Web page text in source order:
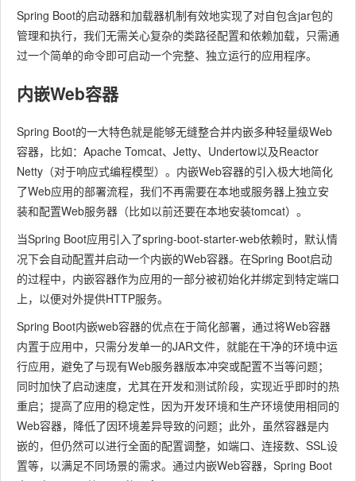
Spring Boot的启动器和加载器机制有效地实现了对自包含jar包的
管理和执行，我们无需关心复杂的类路径配置和依赖加载，只需通
过一个简单的命令即可启动一个完整、独立运行的应用程序。
内嵌Web容器
Spring Boot的一大特色就是能够无缝整合并内嵌多种轻量级Web
容器，比如： Apache Tomcat、 Jetty、 Undertow以及Reactor
Netty （对于响应式编程模型）。内嵌Web容器的引入极大地简化
了Web应用的部署流程，我们不再需要在本地或服务器上独立安
装和配置Web服务器（比如以前还要在本地安装tomcat）。
当Spring Boot应用引入了spring-boot-starter-web依赖时，默认情
况下会自动配置并启动一个内嵌的Web容器。在Spring Boot启动
的过程中，内嵌容器作为应用的一部分被初始化并绑定到特定端口
上，以便对外提供HTTP服务。
Spring Boot内嵌web容器的优点在于简化部署，通过将Web容器
内置于应用中，只需分发单一的JAR文件，就能在干净的环境中运
行应用，避免了与现有Web服务器版本冲突或配置不当等问题；
同时加快了启动速度，尤其在开发和测试阶段，实现近乎即时的热
重启；提高了应用的稳定性，因为开发环境和生产环境使用相同的
Web容器，降低了因环境差异导致的问题；此外，虽然容器是内
嵌的，但仍然可以进行全面的配置调整，如端口、连接数、SSL设
置等，以满足不同场景的需求。通过内嵌Web容器，Spring Boot